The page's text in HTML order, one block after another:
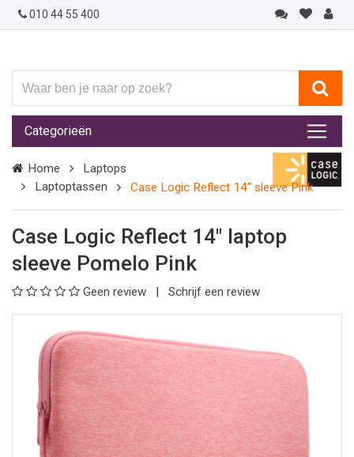
010 44 55 400
ben
je
naar
op
zoek?
Categorieën
Home
Laptops
Laptoptassen
Case Logic Reflect 14" sleeve Pink
Case Logic Reflect 14" laptop
sleeve Pomelo Pink
Geen review Schrijf een review